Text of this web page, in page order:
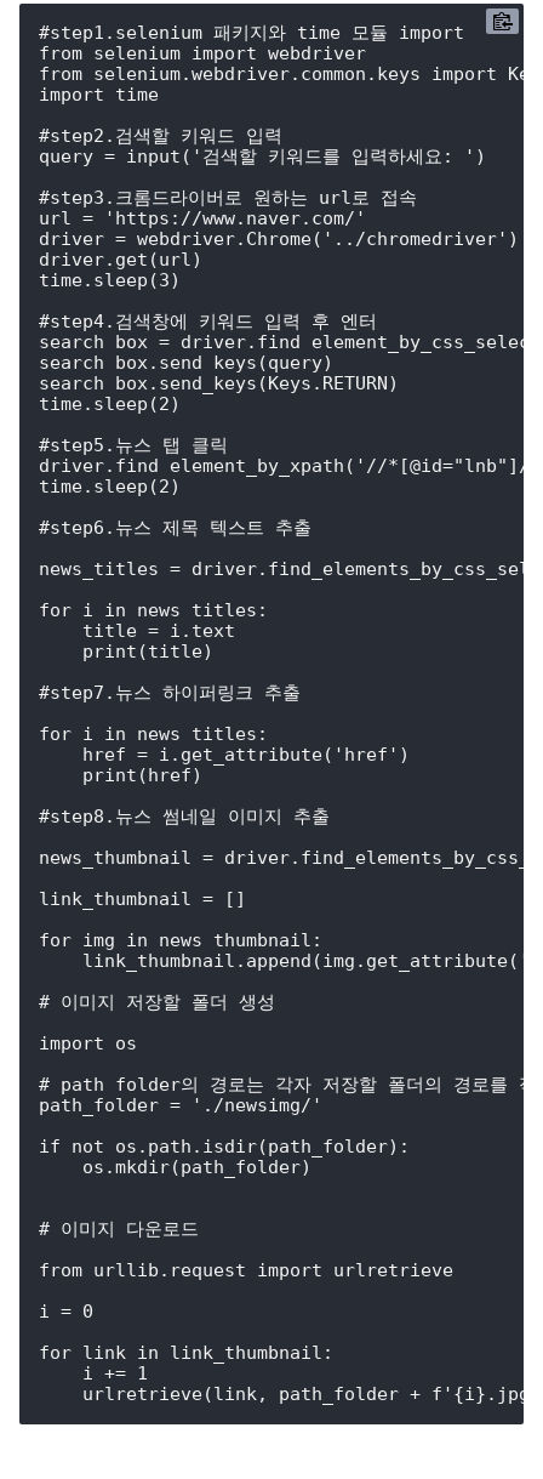
#step1.selenium 패키지와 time 모듈 import
from selenium import webdriver
from selenium.webdriver.common.keys import
import time
#step2.검색할 키워드 입력
query = input('검색할 키워드를 입력하세요: ')
#step3.크롬드라이버로 원하는 url로 접속
url = 'https://www.naver.com/'
driver = webdriver.Chrome('../chromedriver')
driver.get(url)
time.sleep(3)
#step4.검색창에 키워드 입력 후 엔터
search_box =
search_box.send_keys(query)
search_box.send_keys(Keys.RETURN)
time.sleep(2)
#step5.뉴스 탭 클릭
driver.find_element_by_xpath('//
time.sleep(2)
#step6.뉴스 제목 텍스트 추출
news_titles =
for i in news_titles:
    title = i.text
    print(title)
#step7.뉴스 하이퍼링크 추출
for i in news_titles:
    href = i.get_attribute('href')
    print(href)
#step8.뉴스 썸네일 이미지 추출
news_thumbnail =
link_thumbnail = []
for img in news_thumbnail:
# 이미지 저장할 폴더 생성
import os
# path_folder의 경로는 각자 저장할 폴더의 경로를
path_folder = './newsimg/'
if not os.path.isdir(path_folder):
    os.mkdir(path_folder)
# 이미지 다운로드
from urllib.request import urlretrieve
i = 0
for link in link_thumbnail:
    i += 1
urlretrieve(link, path_folder +